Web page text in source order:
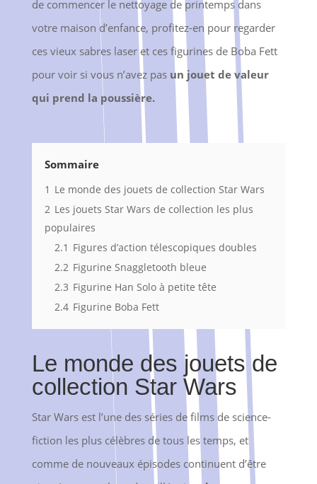
de commencer le nettoyage de printemps dans
votre maison d’enfance, profitez-en pour regarder
ces vieux sabres laser et ces figurines de Boba Fett
pour voir si vous n’avez pasun jouet de valeur
qui prend la poussière.
Sommaire
1 Le monde des jouets de collection Star Wars
2 Les jouets Star Wars de collection les plus
populaires
2.1 Figures d’action télescopiques doubles
2.2 Figurine Snaggletooth bleue
2.3 Figurine Han Solo à petite tête
2.4 Figurine Boba Fett
Le monde des jouets de
collection Star Wars
Star Wars est l’une des séries de films de science-
fiction les plus célèbres de tous les temps, et
comme de nouveaux épisodes continuent d’être